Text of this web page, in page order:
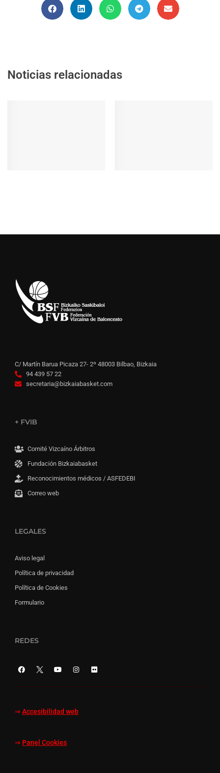
Noticias relacionadas
C/ Martín Barua Picaza 27- 2º 48003 Bilbao, Bizkaia
94 439 57 22
secretaria@bizkaiabasket.com
+ FVIB
Comité Vizcaíno Árbitros
Fundación Bizkaiabasket
Reconocimientos médicos / ASFEDEBI
Correo web
LEGALES
Aviso legal
Política de privacidad
Política de Cookies
Formulario
REDES
⇒ Accesibilidad web
⇒ Panel Cookies